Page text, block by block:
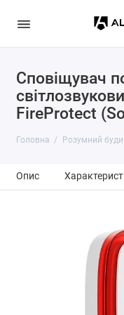
Cповіщувач
FireProtect
Головна Розумний
Опис